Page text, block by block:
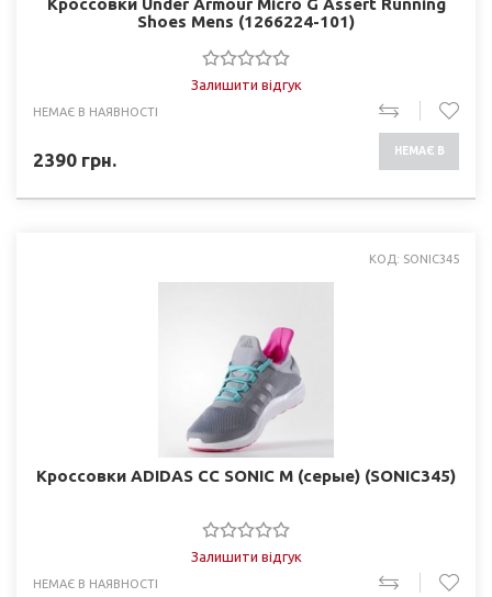
Кроссовки Under Armour Micro G Assert Running
Shoes Mens (1266224-101)
Залишити відгук
НЕМАЄ В НАЯВНОСТІ
2390 грн. НЕМАЄ В
КОД: SONIC345
Кроссовки ADIDAS CC SONIC M (серые) (SONIC345)
Залишити відгук
НЕМАЄ В НАЯВНОСТІ